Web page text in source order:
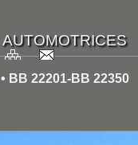
• BB 22201-BB 22350